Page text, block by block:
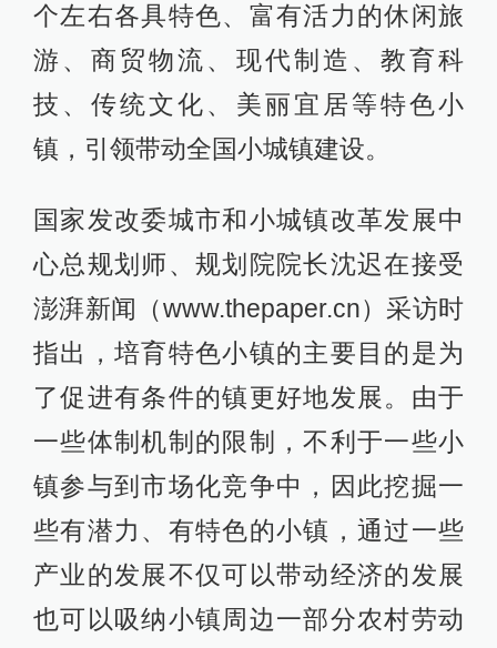
个左右各具特色、富有活力的休闲旅
游、商贸物流、现代制造、教育科
技、传统文化、美丽宜居等特色小
镇，引领带动全国小城镇建设。
国家发改委城市和小城镇改革发展中
心总规划师、规划院院长沈迟在接受
澎湃新闻（www.thepaper.cn）采访时
指出，培育特色小镇的主要目的是为
了促进有条件的镇更好地发展。由于
一些体制机制的限制，不利于一些小
镇参与到市场化竞争中，因此挖掘一
些有潜力、有特色的小镇，通过一些
产业的发展不仅可以带动经济的发展
也可以吸纳小镇周边一部分农村劳动